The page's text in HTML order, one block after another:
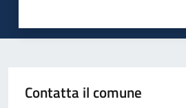
Contatta il comune